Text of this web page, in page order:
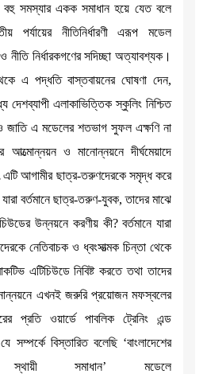
বহু সমস্যার একক সমাধান হয়ে যেত বলে
পর্যায়ের নীতিনির্ধারণী এরূপ মডেল
নীতি নির্ধারকগণের সদিচ্ছা অত্যাবশ্যক।
এ পদ্ধতি বাস্তবায়নের ঘোষণা দেন,
দেশব্যাপী এলাকাভিত্তিক স্কুলিং নিশ্চিত
এ মডেলের শতভাগ সুফল এক্ষণি না
আত্মোন্নয়ন ও মানোন্নয়নে দীর্ঘমেয়াদে
এটি আগামীর ছাত্র-তরুণদেরকে সমৃদ্ধ করে
বর্তমানে ছাত্র-তরুণ-যুবক, তাদের মাঝে
উন্নয়নে করণীয় কী? বর্তমানে যারা
নেতিবাচক ও ধ্বংসাত্মক চিন্তা থেকে
এটিচিউডে নিবিষ্ট করতে তথা তাদের
এখনই জরুরি প্রয়োজন মফস্বলের
প্রতি ওয়ার্ডে পাবলিক ট্রেনিং এন্ড
সম্পর্কে বিস্তারিত বলেছি ‘বাংলাদেশের
সমাধান’ মডেলে